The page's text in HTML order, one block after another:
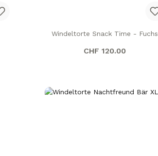
Windeltorte Snack Time - Fuchs
Regulärer Preis:
CHF 120.00